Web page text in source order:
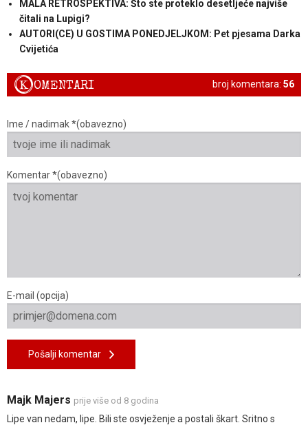
MALA RETROSPEKTIVA: Što ste proteklo desetljeće najviše
čitali na Lupigi?
AUTORI(CE) U GOSTIMA PONEDJELJKOM: Pet pjesama Darka
Cvijetića
broj komentara: 56
KOMENTARI
Ime / nadimak *(obavezno)
Komentar *(obavezno)
E-mail (opcija)
Pošalji komentar
Majk Majers prije više od 8 godina
Lipe van nedam, lipe. Bili ste osvježenje a postali škart. Sritno s